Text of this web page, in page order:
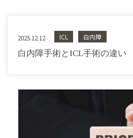
2025.12.12 ICL 白内障
白内障手術とICL手術の違い